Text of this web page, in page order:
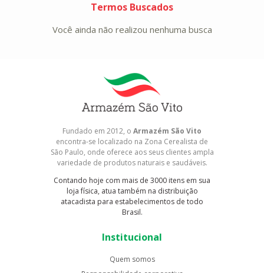
Termos Buscados
Você ainda não realizou nenhuma busca
Fundado em 2012, o Armazém São Vito
encontra-se localizado na Zona Cerealista de
São Paulo, onde oferece aos seus clientes ampla
variedade de produtos naturais e saudáveis.
Contando hoje com mais de 3000 itens em sua
loja física, atua também na distribuição
atacadista para estabelecimentos de todo
Brasil.
Institucional
Quem somos